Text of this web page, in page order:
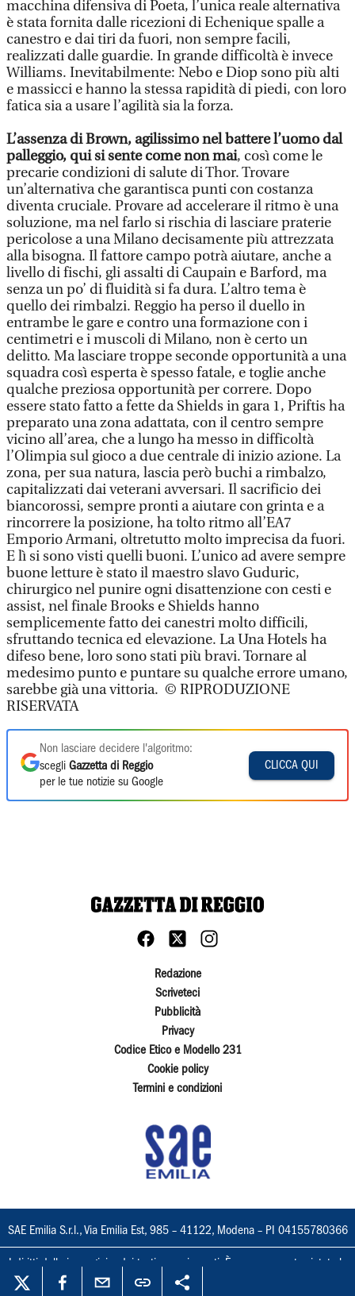
macchina difensiva di Poeta, l’unica reale alternativa
è stata fornita dalle ricezioni di Echenique spalle a
canestro e dai tiri da fuori, non sempre facili,
realizzati dalle guardie. In grande difficoltà è invece
Williams. Inevitabilmente: Nebo e Diop sono più alti
e massicci e hanno la stessa rapidità di piedi, con loro
fatica sia a usare l’agilità sia la forza.
L’assenza di Brown, agilissimo nel battere l’uomo dal
palleggio, qui si sente come non mai, così come le
precarie condizioni di salute di Thor. Trovare
un’alternativa che garantisca punti con costanza
diventa cruciale. Provare ad accelerare il ritmo è una
soluzione, ma nel farlo si rischia di lasciare praterie
pericolose a una Milano decisamente più attrezzata
alla bisogna. Il fattore campo potrà aiutare, anche a
livello di fischi, gli assalti di Caupain e Barford, ma
senza un po’ di fluidità si fa dura. L’altro tema è
quello dei rimbalzi. Reggio ha perso il duello in
entrambe le gare e contro una formazione con i
centimetri e i muscoli di Milano, non è certo un
delitto. Ma lasciare troppe seconde opportunità a una
squadra così esperta è spesso fatale, e toglie anche
qualche preziosa opportunità per correre. Dopo
essere stato fatto a fette da Shields in gara 1, Priftis ha
preparato una zona adattata, con il centro sempre
vicino all’area, che a lungo ha messo in difficoltà
l’Olimpia sul gioco a due centrale di inizio azione. La
zona, per sua natura, lascia però buchi a rimbalzo,
capitalizzati dai veterani avversari. Il sacrificio dei
biancorossi, sempre pronti a aiutare con grinta e a
rincorrere la posizione, ha tolto ritmo all’EA7
Emporio Armani, oltretutto molto imprecisa da fuori.
E lì si sono visti quelli buoni. L’unico ad avere sempre
buone letture è stato il maestro slavo Guduric,
chirurgico nel punire ogni disattenzione con cesti e
assist, nel finale Brooks e Shields hanno
semplicemente fatto dei canestri molto difficili,
sfruttando tecnica ed elevazione. La Una Hotels ha
difeso bene, loro sono stati più bravi. Tornare al
medesimo punto e puntare su qualche errore umano,
sarebbe già una vittoria. © RIPRODUZIONE
RISERVATA
Non lasciare decidere l'algoritmo:
scegli Gazzetta di Reggio
per le tue notizie su Google
CLICCA QUI
Redazione
Scriveteci
Pubblicità
Privacy
Codice Etico e Modello 231
Cookie policy
Termini e condizioni
SAE Emilia S.r.l., Via Emilia Est, 985 – 41122, Modena – PI 04155780366
I diritti delle immagini e dei testi sono riservati. È espressamente vietata la
loro riproduzione con qualsiasi mezzo e l'adattamento totale o parziale.